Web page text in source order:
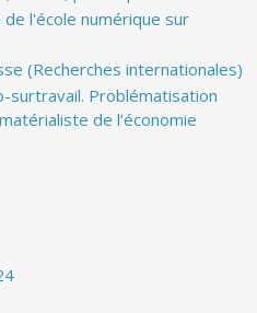
de l'école numérique sur
(Recherches internationales)
surtravail. Problématisation
de l’économie